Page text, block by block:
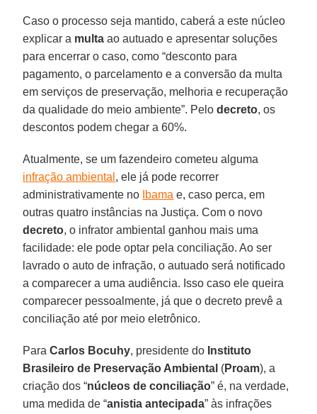
Caso o processo seja mantido, caberá a este núcleo
explicar a multa ao autuado e apresentar soluções
para encerrar o caso, como “desconto para
pagamento, o parcelamento e a conversão da multa
em serviços de preservação, melhoria e recuperação
da qualidade do meio ambiente”. Pelodecreto, os
descontos podem chegar a 60%.
Atualmente, se um fazendeiro cometeu alguma
infração ambiental , ele já pode recorrer
administrativamente no Ibama e, caso perca, em
outras quatro instâncias na Justiça. Com o novo
decreto, o infrator ambiental ganhou mais uma
facilidade: ele pode optar pela conciliação. Ao ser
lavrado o auto de infração, o autuado será notificado
a comparecer a uma audiência. Isso caso ele queira
comparecer pessoalmente, já que o decreto prevê a
conciliação até por meio eletrônico.
Para Carlos Bocuhy, presidente do Instituto
Brasileiro de Preservação Ambiental (Proam), a
criação dos “núcleos de conciliação” é, na verdade,
uma medida de “anistia antecipada” às infrações